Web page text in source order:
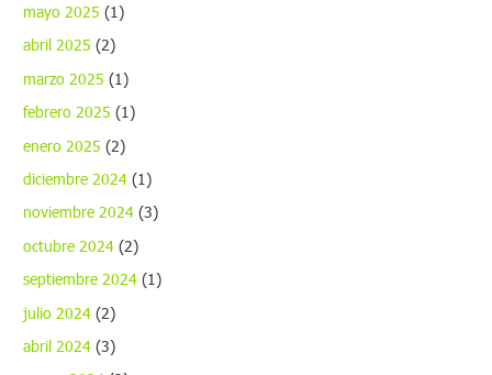
mayo 2025 (1)
abril 2025 (2)
marzo 2025 (1)
febrero 2025 (1)
enero 2025 (2)
diciembre 2024 (1)
noviembre 2024 (3)
octubre 2024 (2)
septiembre 2024 (1)
julio 2024 (2)
abril 2024 (3)